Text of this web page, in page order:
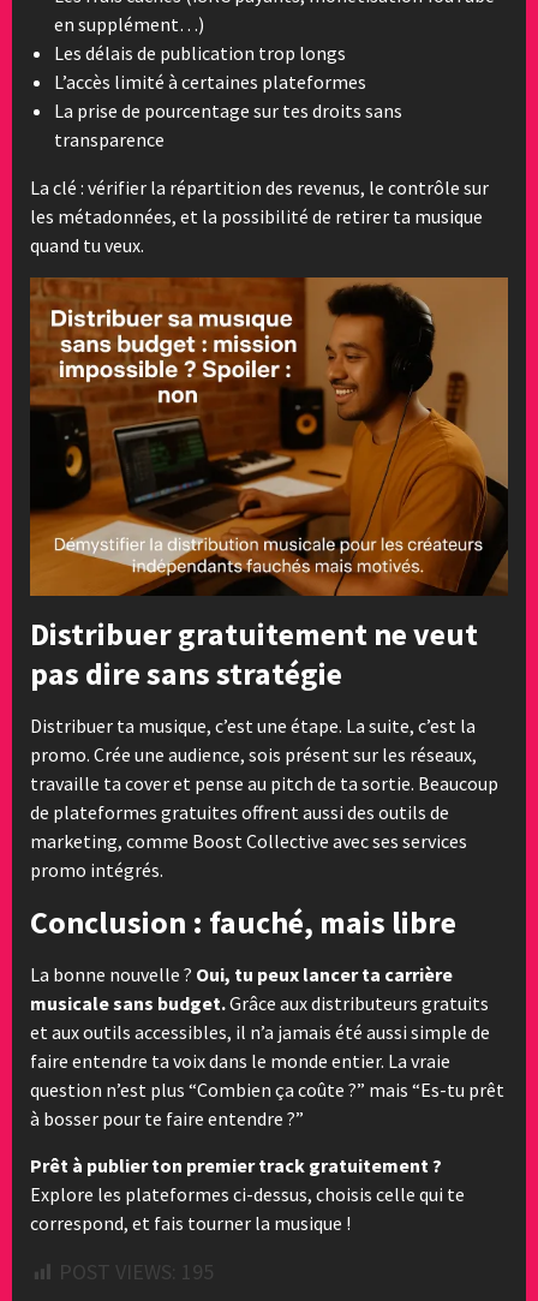
en supplément…)
Les délais de publication trop longs
L’accès limité à certaines plateformes
La prise de pourcentage sur tes droits sans
transparence
La clé : vérifier la répartition des revenus, le contrôle sur
les métadonnées, et la possibilité de retirer ta musique
quand tu veux.
Distribuer gratuitement ne veut
pas dire sans stratégie
Distribuer ta musique, c’est une étape. La suite, c’est la
promo. Crée une audience, sois présent sur les réseaux,
travaille ta cover et pense au pitch de ta sortie. Beaucoup
de plateformes gratuites offrent aussi des outils de
marketing, comme Boost Collective avec ses services
promo intégrés.
Conclusion : fauché, mais libre
La bonne nouvelle ? Oui, tu peux lancer ta carrière
musicale sans budget.Grâce aux distributeurs gratuits
et aux outils accessibles, il n’a jamais été aussi simple de
faire entendre ta voix dans le monde entier. La vraie
question n’est plus “Combien ça coûte ?” mais “Es-tu prêt
à bosser pour te faire entendre ?”
Prêt à publier ton premier track gratuitement ?
Explore les plateformes ci-dessus, choisis celle qui te
correspond, et fais tourner la musique !
POST VIEWS: 195